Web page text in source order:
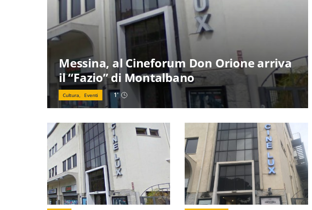
Messina, al Cineforum Don Orione arriva
il “Fazio” di Montalbano
Cultura, Eventi 1'